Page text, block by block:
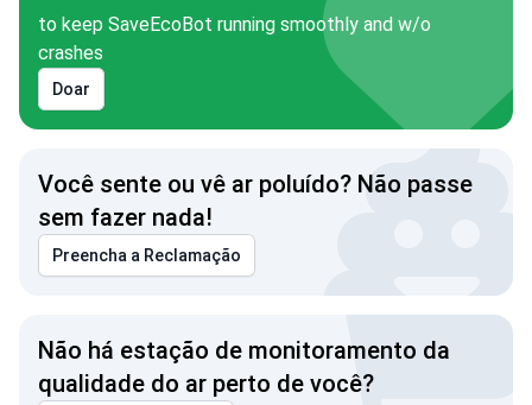
to keep SaveEcoBot running smoothly and w/o
crashes
Doar
Você sente ou vê ar poluído? Não passe
sem fazer nada!
Preencha a Reclamação
Não há estação de monitoramento da
qualidade do ar perto de você?